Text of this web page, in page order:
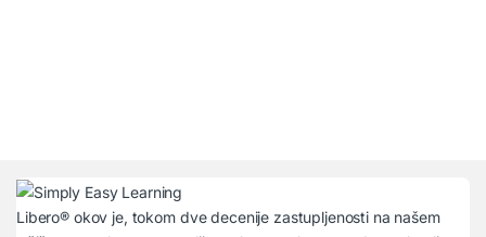
Libero® okov je, tokom dve decenije zastupljenosti na našem